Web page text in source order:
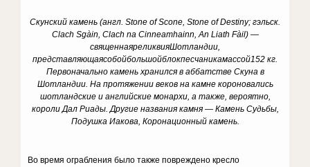
Скунский камень (англ. Stone of Scone, Stone of Destiny; гэльск.
Clach Sgàin, Clach na Cinneamhainn, An Liath Fàil) —
священнаяреликвияШотландии,
представляющаясобойбольшойблокпесчаникамассой152 кг.
Первоначально камень хранился в аббатстве Скуна в
Шотландии. На протяжении веков на камне короновались
шотландские и английские монархи, а также, вероятно,
короли Дал Риады. Другие названия камня — Камень Судьбы,
Подушка Иакова, Коронационный камень.
Во время ограбления было также повреждено кресло